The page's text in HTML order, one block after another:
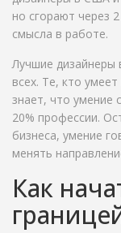
но сгорают через
смысла в работе.
Лучшие дизайнеры
всех. Те, кто
знает, что умение
20% профессии.
бизнеса, умение
менять
Как